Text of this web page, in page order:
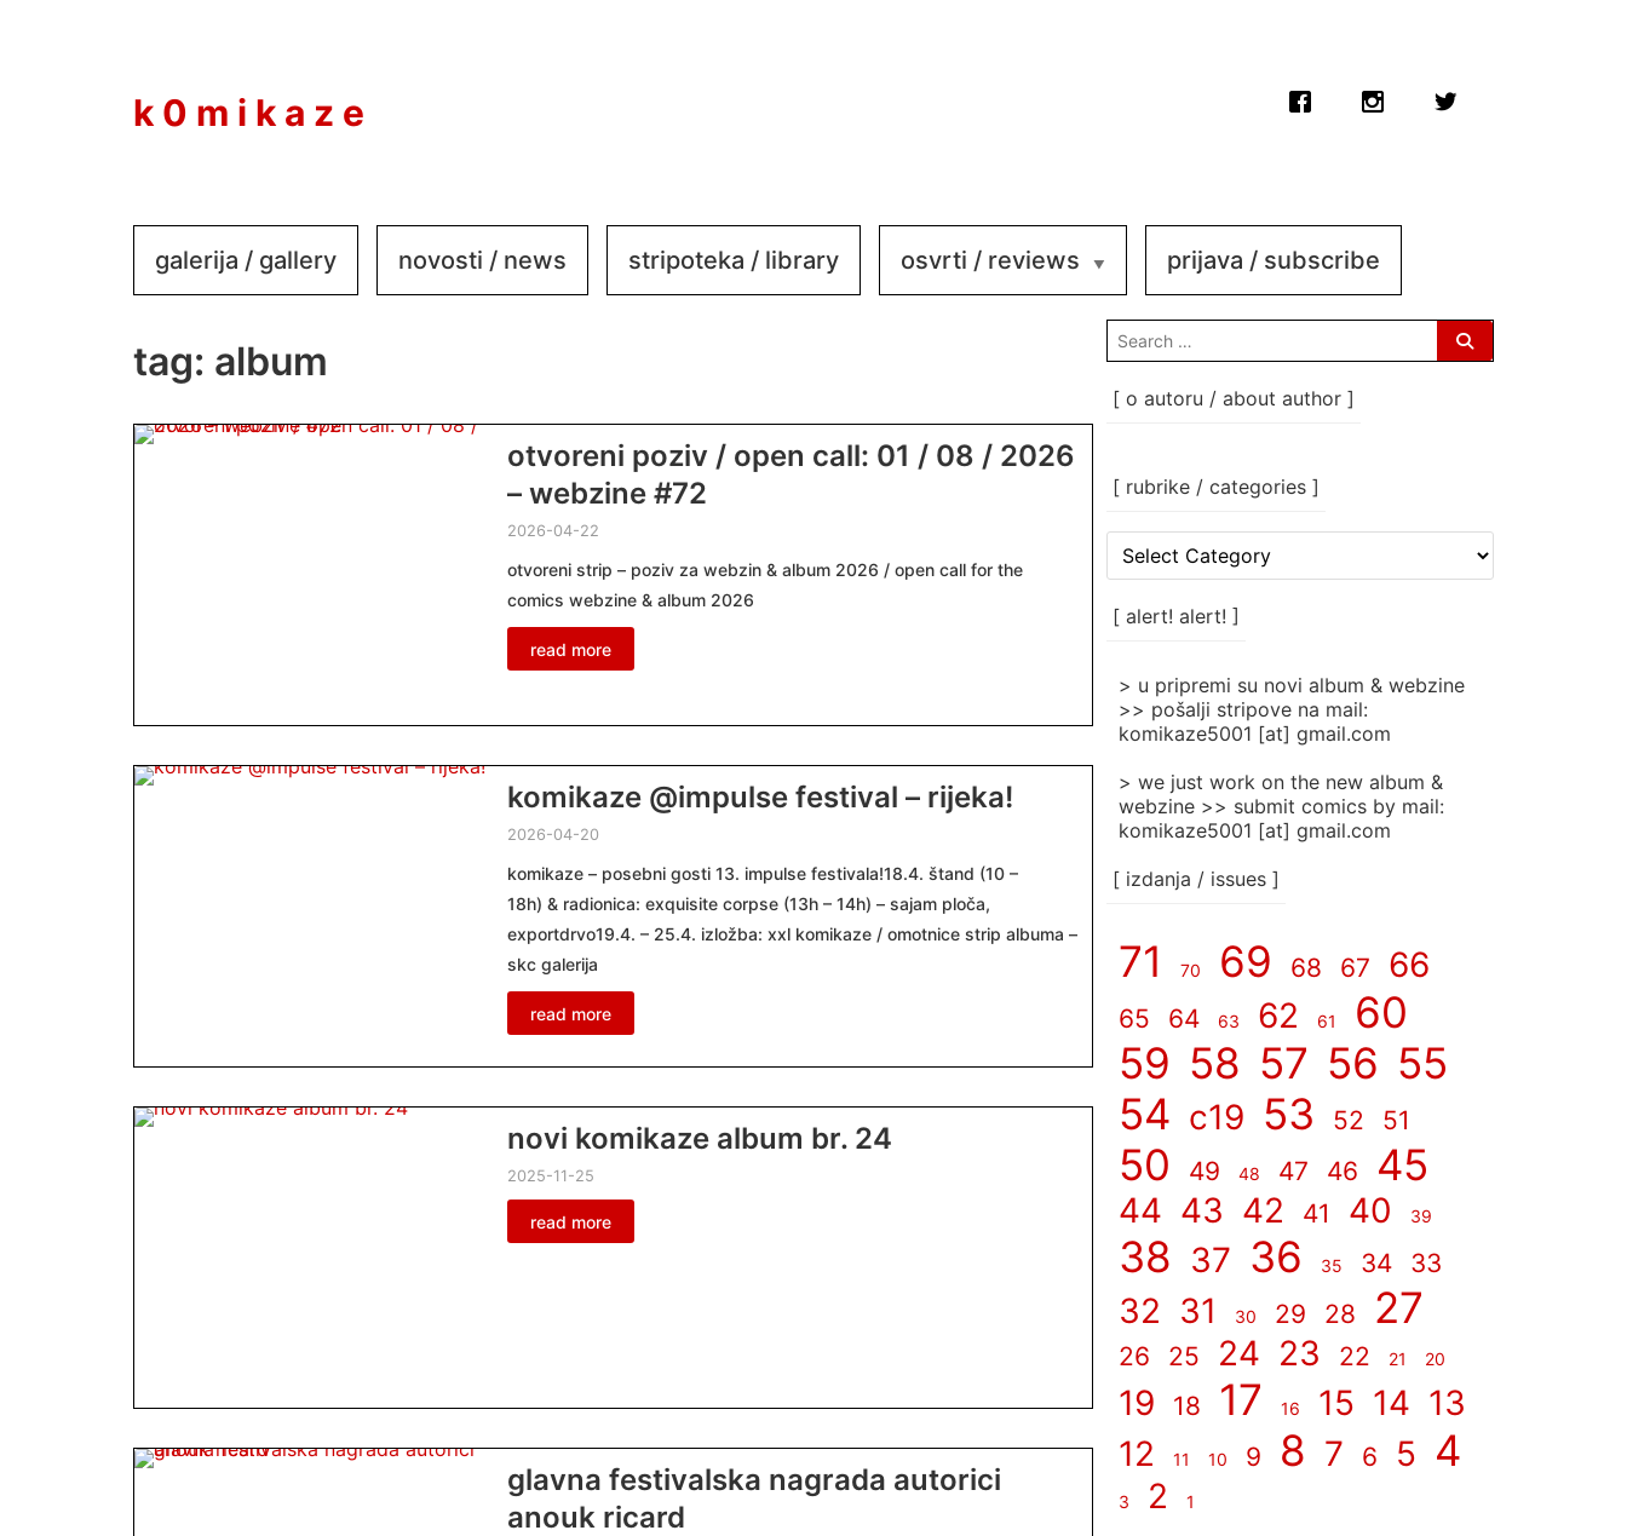
k 0 m i k a z e
galerija / gallery novosti / news stripoteka / library osvrti / reviews prijava / subscribe
tag: album
otvoreni poziv / open call: 01 / 08 / 2026
– webzine #72
2026-04-22
otvoreni strip – poziv za webzin & album 2026 / open call for the
comics webzine & album 2026
read more
komikaze @impulse festival – rijeka!
2026-04-20
komikaze – posebni gosti 13. impulse festivala!18.4. štand (10 –
18h) & radionica: exquisite corpse (13h – 14h) – sajam ploča,
exportdrvo19.4. – 25.4. izložba: xxl komikaze / omotnice strip albuma –
skc galerija
read more
novi komikaze album br. 24
2025-11-25
read more
glavna festivalska nagrada autorici
anouk ricard
search
for:
[ o autoru / about author ]
[ rubrike / categories ]
rubrike
categories
[ alert! alert! ]
> u pripremi su novi album & webzine
>> pošalji stripove na mail:
komikaze5001 [at] gmail.com
> we just work on the new album &
webzine >> submit comics by mail:
komikaze5001 [at] gmail.com
[ izdanja / issues ]
71 70 69 68 67 66
65 64 63 62 61
60
59 58 57 56 55
54 c19 53 52 51
50 49 48 47 46 45
44 43 42 41 40 39
38 37 36 35 34 33
32 31 30 29 28 27
26 25 24 23 22 21 20
19 18 17 16 15 14 13
12
11 10 9 8 7 6 5 4
3 2 1